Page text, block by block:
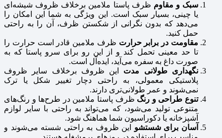
سبک و مقاوم ظرف پاستا ملامین برخلاف ظروف شیشه‌ای
یا چینی، بسیار سبک است. این ویژگی به شما این امکان را
می‌دهد که بدون نگرانی از شکستن ظرف، آن را به راحتی
حمل کنید.
مقاومت در برابر حرارت ظرف ملامین قادر است حرارت را
تا حد معینی تحمل کند و از این رو برای سرو پاستا که به
صورت داغ به سفره می‌آید، ایده‌آل است.
نگهداری طولانی مدت این ظروف برخلاف سایر ظروف
پلاستیکی معمولی، به راحتی دچار تغییر شکل یا ترک
نمی‌شوند و عمر طولانی‌تری دارند.
تنوع طراحی و رنگ ظرف پاستا ملامین در طرح‌ها و رنگ‌های
متنوعی تولید می‌شود، که می‌تواند به راحتی با سایر لوازم
آشپزخانه یا دکوراسیون شما هماهنگ شود.
آسان برای شستشو این ظروف به راحتی شسته می‌شوند و